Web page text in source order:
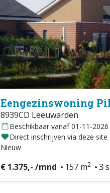
Eengezinswoning
8939CD Leeuwarden
Beschikbaar vanaf 01-11-2026
Direct inschrijven via deze site
Nieuw
€ 1.375,- /mnd 157 m2 3